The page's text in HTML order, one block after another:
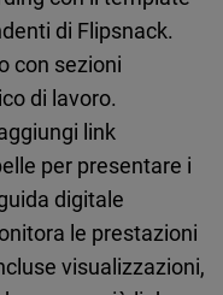
di Flipsnack.
con sezioni
di lavoro.
link
per presentare i
digitale
le prestazioni
visualizzazioni,